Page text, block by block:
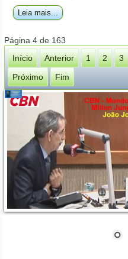
Leia mais...
Página 4 de 163
Início
Anterior 1 2 3
Próximo
Fim